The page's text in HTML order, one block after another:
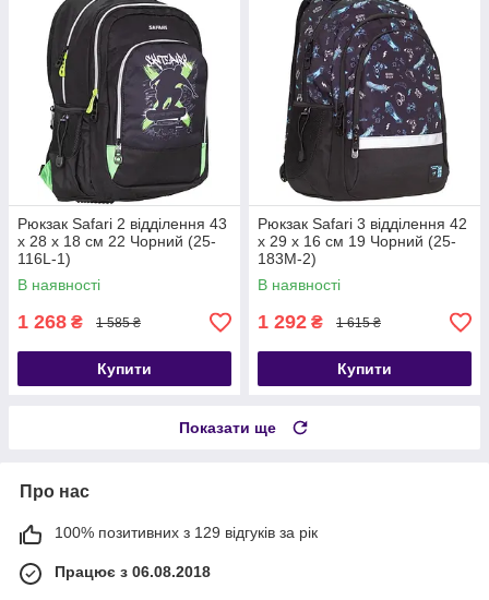
Рюкзак Safari 2 відділення 43
х 28 х 18 см 22 Чорний (25-
116L-1)
В наявності
1 268 ₴ 1 585 ₴
Купити
Рюкзак Safari 3 відділення 42
x 29 x 16 см 19 Чорний (25-
183M-2)
В наявності
1 292 ₴ 1 615 ₴
Купити
Показати ще
Про нас
100% позитивних з 129 відгуків за рік
Працює з 06.08.2018